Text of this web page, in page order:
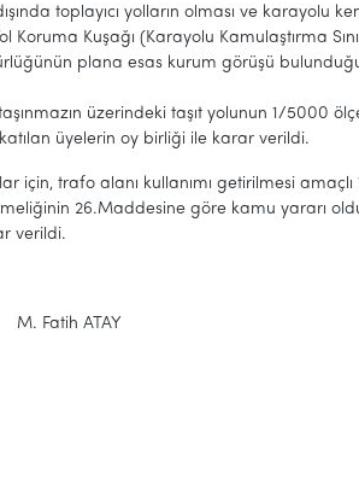
toplayıcı yolların olması ve karayolu
Kuşağı (Karayolu Kamulaştırma
plana esas kurum görüşü
üzerindeki taşıt yolunun 1/5000
üyelerin oy birliği ile karar verildi.
için, trafo alanı kullanımı getirilmesi
26.Maddesine göre kamu yararı
verildi.